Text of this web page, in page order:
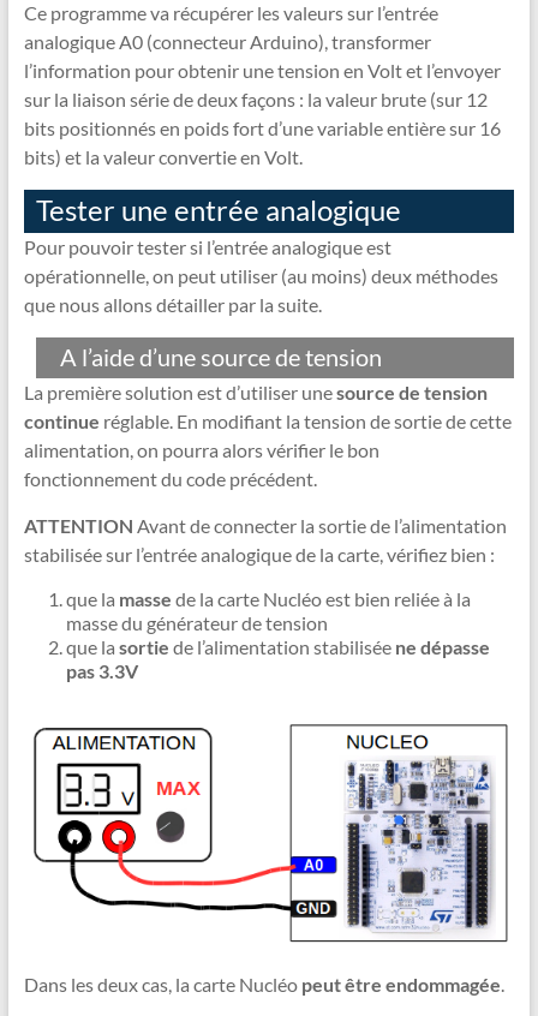
Ce programme va récupérer les valeurs sur l’entrée
analogique A0 (connecteur Arduino), transformer
l’information pour obtenir une tension en Volt et l’envoyer
sur la liaison série de deux façons : la valeur brute (sur 12
bits positionnés en poids fort d’une variable entière sur 16
bits) et la valeur convertie en Volt.
Tester une entrée analogique
Pour pouvoir tester si l’entrée analogique est
opérationnelle, on peut utiliser (au moins) deux méthodes
que nous allons détailler par la suite.
A l’aide d’une source de tension
La première solution est d’utiliser unesource de tension
continue réglable. En modifiant la tension de sortie de cette
alimentation, on pourra alors vérifier le bon
fonctionnement du code précédent.
ATTENTION Avant de connecter la sortie de l’alimentation
stabilisée sur l’entrée analogique de la carte, vérifiez bien :
que la masse de la carte Nucléo est bien reliée à la
masse du générateur de tension
que la sortie de l’alimentation stabilisée ne dépasse
pas 3.3V
Dans les deux cas, la carte Nucléo peut être endommagée.